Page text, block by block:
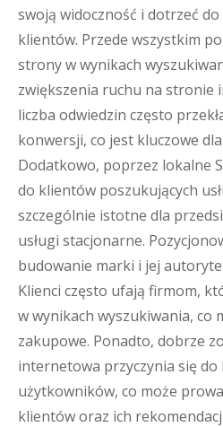
swoją widoczność i dotrzeć
klientów. Przede wszystkim
strony w wynikach
zwiększenia ruchu na stronie
liczba odwiedzin często
konwersji, co jest kluczowe
Dodatkowo, poprzez lokalne
do klientów poszukujących
szczególnie istotne dla
usługi stacjonarne.
budowanie marki i jej
Klienci często ufają firmom,
w wynikach wyszukiwania, co
zakupowe. Ponadto, dobrze
internetowa przyczynia się do
użytkowników, co może
klientów oraz ich